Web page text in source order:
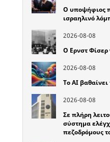
Ο υποψήφιος
ισραηλινό
2026-08-08
Ο Ερνστ Φίσερ
2026-08-08
Το ΑΙ
2026-08-08
Σε πλήρη
σύστημα
πεζοδρόμους